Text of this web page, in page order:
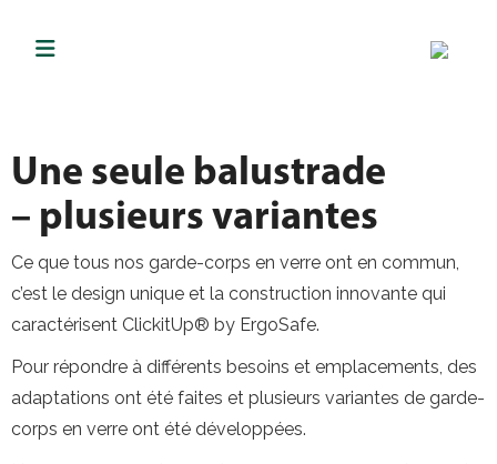
Une seule balustrade
– plusieurs variantes
Ce que tous nos garde-corps en verre ont en commun,
c’est le design unique et la construction innovante qui
caractérisent ClickitUp® by ErgoSafe.
Pour répondre à différents besoins et emplacements, des
adaptations ont été faites et plusieurs variantes de garde-
corps en verre ont été développées.